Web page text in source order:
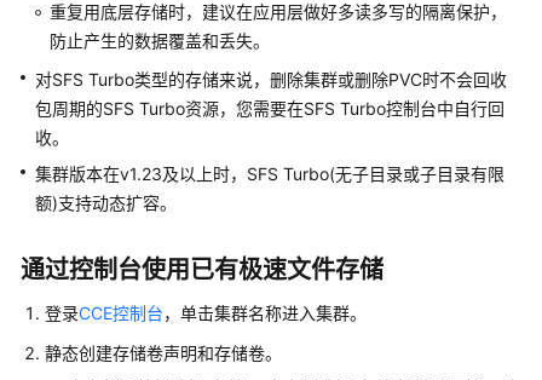
门
用
户
指
高
操
一
览
重复用底层存储时，建议在应用层做好多读多写的隔离保护，
防止产生的数据覆盖和丢失。
对SFS Turbo类型的存储来说，删除集群或删除PVC时不会回收
包周期的SFS Turbo资源，您需要在SFS Turbo控制台中自行回
收。
集群版本在v1.23及以上时，SFS Turbo(无子目录或子目录有限
额)支持动态扩容。
通过控制台使用已有极速文件存储
登录CCE控制台，单击集群名称进入集群。
静态创建存储卷声明和存储卷。